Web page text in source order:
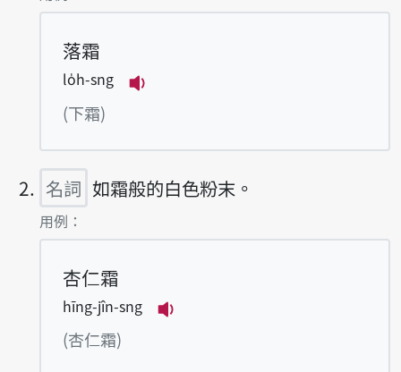
落霜
lo̍h-sng
(下霜)
名詞 如霜般的白色粉末。
第2項釋義的
用例：
杏仁霜
hīng-jîn-sng
(杏仁霜)